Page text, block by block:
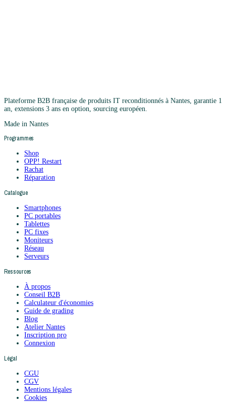
Plateforme B2B française de produits IT reconditionnés à Nantes, garantie 1
an, extensions 3 ans en option, sourcing européen.
Made in Nantes
Programmes
Shop
OPP! Restart
Rachat
Réparation
Catalogue
Smartphones
PC portables
Tablettes
PC fixes
Moniteurs
Réseau
Serveurs
Ressources
À propos
Conseil B2B
Calculateur d'économies
Guide de grading
Blog
Atelier Nantes
Inscription pro
Connexion
Légal
CGU
CGV
Mentions légales
Cookies